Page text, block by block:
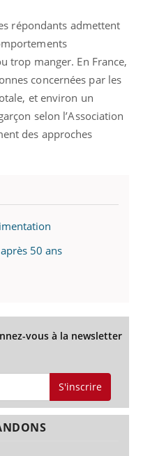
répondants admettent
trop manger. En France,
concernées par les
et environ un
selon l’Association
des approches
50 ans
vous à la newsletter
S'inscrire